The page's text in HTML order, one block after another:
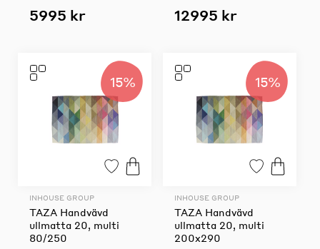
5995 kr 12995 kr
15%
INHOUSE GROUP
TAZA Handvävd
ullmatta 20, multi
80/250
15%
INHOUSE GROUP
TAZA Handvävd
ullmatta 20, multi
200x290